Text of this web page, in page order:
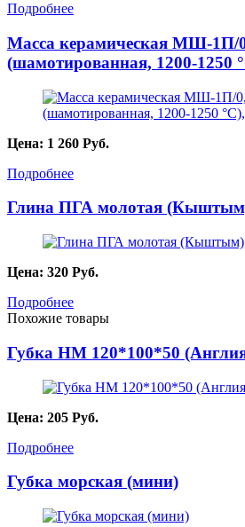
Подробнее
Масса керамическая МШ-1П/
(шамотированная, 1200-1250
Цена: 1 260 Руб.
Подробнее
Глина ПГА молотая
Цена: 320 Руб.
Подробнее
Похожие товары
Губка HM 120*100*50
Цена: 205 Руб.
Подробнее
Губка морская (мини)